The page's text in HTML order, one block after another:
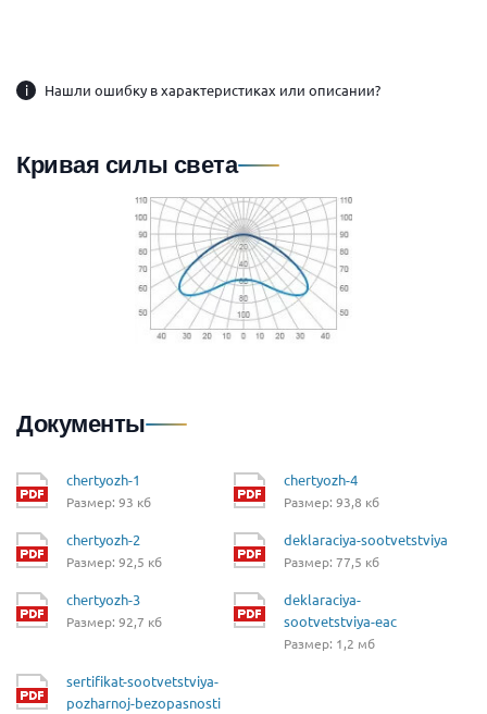
i Нашли ошибку в характеристиках или описании?
Кривая силы света
Документы
chertyozh-1
Размер: 93 кб
chertyozh-2
Размер: 92,5 кб
chertyozh-3
Размер: 92,7 кб
chertyozh-4
Размер: 93,8 кб
deklaraciya-sootvetstviya
Размер: 77,5 кб
deklaraciya-
sootvetstviya-eac
Размер: 1,2 мб
sertifikat-sootvetstviya-
pozharnoj-bezopasnosti